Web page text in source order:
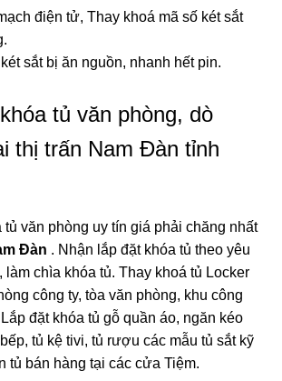
điện tử, Thay khoá mã số két sắt
sắt bị ăn nguồn, nhanh hết pin.
tủ văn phòng, dò
thị trấn Nam Đàn tỉnh
tủ văn phòng uy tín giá phải chăng nhất
Đàn . Nhận lắp đặt khóa tủ theo yêu
làm chìa khóa tủ. Thay khoá tủ Locker
công ty, tòa văn phòng, khu công
đặt khóa tủ gỗ quần áo, ngăn kéo
tủ kệ tivi, tủ rượu các mẫu tủ sắt kỹ
tủ bán hàng tại các cửa Tiệm.